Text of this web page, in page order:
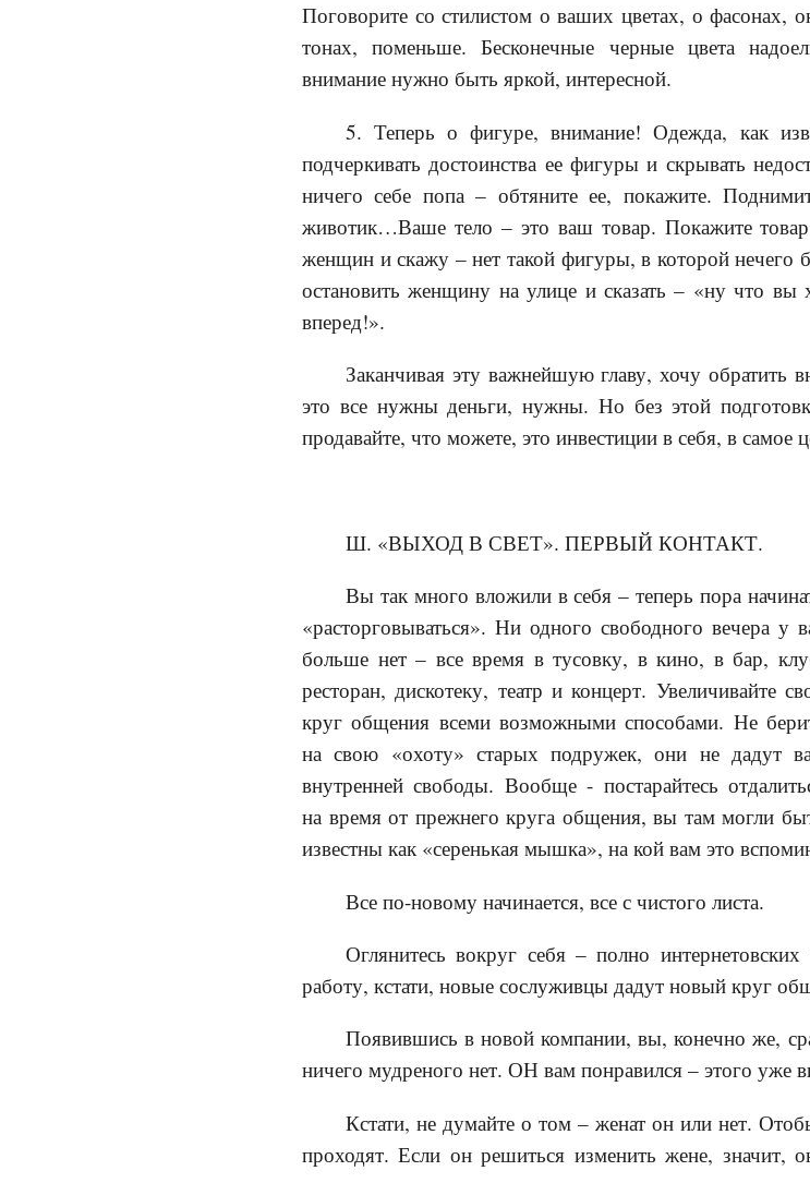
Поговорите со стилистом о ваших цветах, о фасонах,
тонах, поменьше. Бесконечные черные цвета
внимание нужно быть яркой, интересной.
5. Теперь о фигуре, внимание! Одежда, как
подчеркивать достоинства ее фигуры и скрывать
ничего себе попа – обтяните ее, покажите.
животик…Ваше тело – это ваш товар. Покажите
женщин и скажу – нет такой фигуры, в которой нечего
остановить женщину на улице и сказать – «ну что вы
вперед!».
Заканчивая эту важнейшую главу, хочу обратить
это все нужны деньги, нужны. Но без этой
продавайте, что можете, это инвестиции в себя, в самое
Ш. «ВЫХОД В СВЕТ». ПЕРВЫЙ КОНТАКТ.
Вы так много вложили в себя – теперь пора
«расторговываться». Ни одного свободного вечера у
больше нет – все время в тусовку, в кино, в бар,
ресторан, дискотеку, театр и концерт. Увеличивайте
круг общения всеми возможными способами. Не
на свою «охоту» старых подружек, они не дадут
внутренней свободы. Вообще - постарайтесь
на время от прежнего круга общения, вы там могли
известны как «серенькая мышка», на кой вам это
Все по-новому начинается, все с чистого листа.
Оглянитесь вокруг себя – полно
работу, кстати, новые сослуживцы дадут новый круг
Появившись в новой компании, вы, конечно же,
ничего мудреного нет. ОН вам понравился – этого уже
Кстати, не думайте о том – женат он или нет.
проходят. Если он решиться изменить жене, значит,